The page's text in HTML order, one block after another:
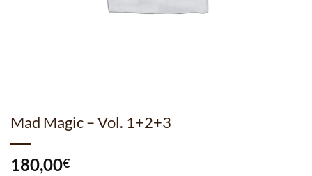
Mad Magic – Vol. 1+2+3
180,00€